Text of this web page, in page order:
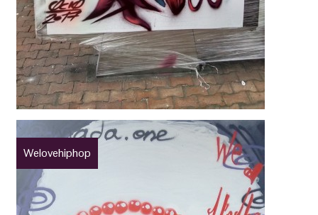
Welovehiphop